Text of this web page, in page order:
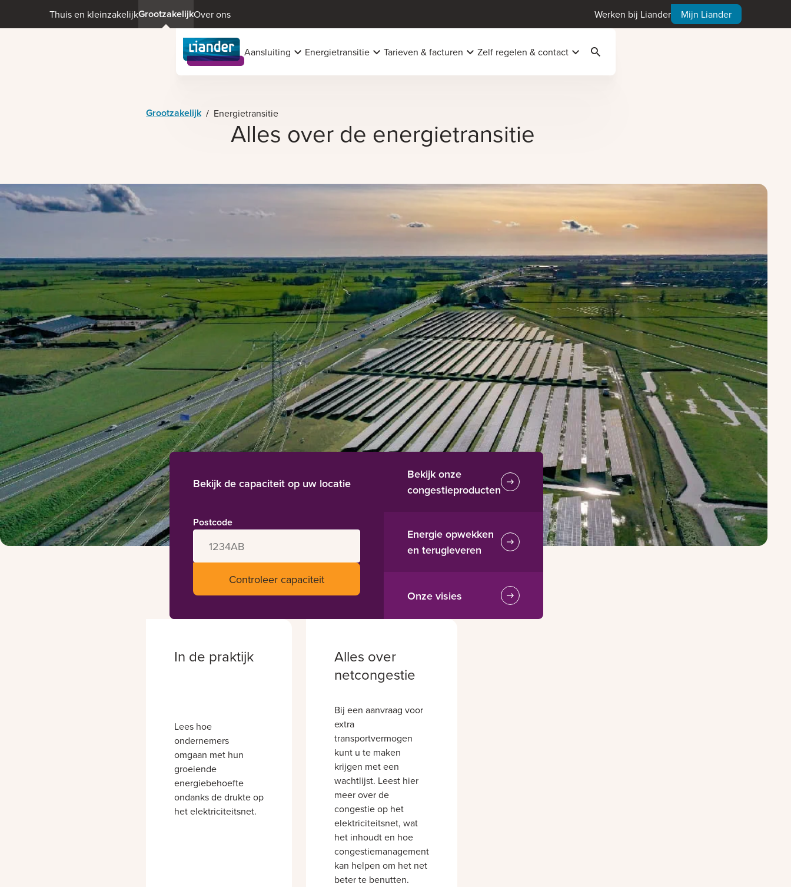
Thuis en kleinzakelijkGrootzakelijkOver ons Werken bij Liander Mijn Liander
Aansluiting Energietransitie Tarieven & facturen Zelf regelen & contact Zoeken
Grootzakelijk / Energietransitie
Alles over de energietransitie
Bekijk de capaciteit op uw locatie
Postcode
Controleer capaciteit
Bekijk onze
congestieproducten
Energie opwekken
en terugleveren
Onze visies
In de praktijk
Lees hoe
ondernemers
omgaan met hun
groeiende
energiebehoefte
ondanks de drukte op
het elektriciteitsnet.
Alles over
netcongestie
Bij een aanvraag voor
extra
transportvermogen
kunt u te maken
krijgen met een
wachtlijst. Leest hier
meer over de
congestie op het
elektriciteitsnet, wat
het inhoudt en hoe
congestiemanagement
kan helpen om het net
beter te benutten.